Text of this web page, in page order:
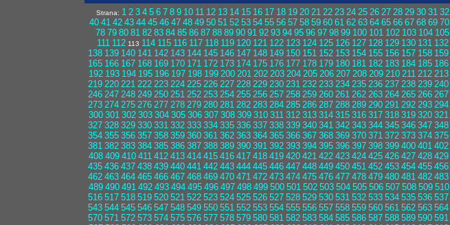
Strana: 1 2 3 4 5 6 7 8 9 10 11 12 13 14 15 16 17 18 19 20 21 22 23 24 25 26 27 28 29 30 31 32
40 41 42 43 44 45 46 47 48 49 50 51 52 53 54 55 56 57 58 59 60 61 62 63 64 65 66 67 68 69 70
78 79 80 81 82 83 84 85 86 87 88 89 90 91 92 93 94 95 96 97 98 99 100 101 102 103 104 105
111 112 113 114 115 116 117 118 119 120 121 122 123 124 125 126 127 128 129 130 131 132
138 139 140 141 142 143 144 145 146 147 148 149 150 151 152 153 154 155 156 157 158 159
165 166 167 168 169 170 171 172 173 174 175 176 177 178 179 180 181 182 183 184 185 186
192 193 194 195 196 197 198 199 200 201 202 203 204 205 206 207 208 209 210 211 212 213
219 220 221 222 223 224 225 226 227 228 229 230 231 232 233 234 235 236 237 238 239 240
246 247 248 249 250 251 252 253 254 255 256 257 258 259 260 261 262 263 264 265 266 267
273 274 275 276 277 278 279 280 281 282 283 284 285 286 287 288 289 290 291 292 293 294
300 301 302 303 304 305 306 307 308 309 310 311 312 313 314 315 316 317 318 319 320 321
327 328 329 330 331 332 333 334 335 336 337 338 339 340 341 342 343 344 345 346 347 348
354 355 356 357 358 359 360 361 362 363 364 365 366 367 368 369 370 371 372 373 374 375
381 382 383 384 385 386 387 388 389 390 391 392 393 394 395 396 397 398 399 400 401 402
408 409 410 411 412 413 414 415 416 417 418 419 420 421 422 423 424 425 426 427 428 429
435 436 437 438 439 440 441 442 443 444 445 446 447 448 449 450 451 452 453 454 455 456
462 463 464 465 466 467 468 469 470 471 472 473 474 475 476 477 478 479 480 481 482 483
489 490 491 492 493 494 495 496 497 498 499 500 501 502 503 504 505 506 507 508 509 510
516 517 518 519 520 521 522 523 524 525 526 527 528 529 530 531 532 533 534 535 536 537
543 544 545 546 547 548 549 550 551 552 553 554 555 556 557 558 559 560 561 562 563 564
570 571 572 573 574 575 576 577 578 579 580 581 582 583 584 585 586 587 588 589 590 591